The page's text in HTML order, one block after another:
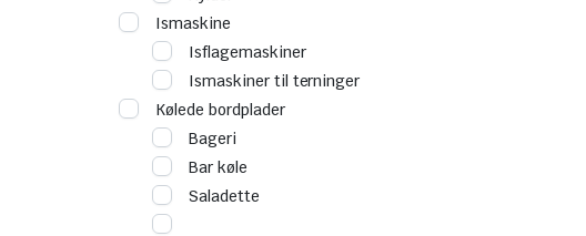
Ismaskine
Isflagemaskiner
Ismaskiner til terninger
Kølede bordplader
Bageri
Bar køle
Saladette